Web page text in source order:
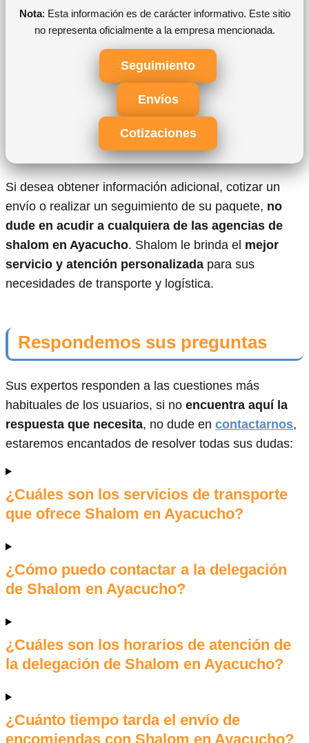
Nota: Esta información es de carácter informativo. Este sitio
no representa oficialmente a la empresa mencionada.
Seguimiento
Envíos
Cotizaciones
Si desea obtener información adicional, cotizar un
envío o realizar un seguimiento de su paquete, no
dude en acudir a cualquiera de las agencias de
shalom en Ayacucho. Shalom le brinda el mejor
servicio y atención personalizada para sus
necesidades de transporte y logística.
Respondemos sus preguntas
Sus expertos responden a las cuestiones más
habituales de los usuarios, si no encuentra aquí la
respuesta que necesita, no dude en contactarnos,
estaremos encantados de resolver todas sus dudas:
¿Cuáles son los servicios de transporte
que ofrece Shalom en Ayacucho?
¿Cómo puedo contactar a la delegación
de Shalom en Ayacucho?
¿Cuáles son los horarios de atención de
la delegación de Shalom en Ayacucho?
¿Cuánto tiempo tarda el envío de
encomiendas con Shalom en Ayacucho?